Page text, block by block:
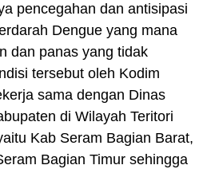
pencegahan dan antisipasi
Dengue yang mana
dan panas yang tidak
tersebut oleh Kodim
sama dengan Dinas
di Wilayah Teritori
Kab Seram Bagian Barat,
Bagian Timur sehingga